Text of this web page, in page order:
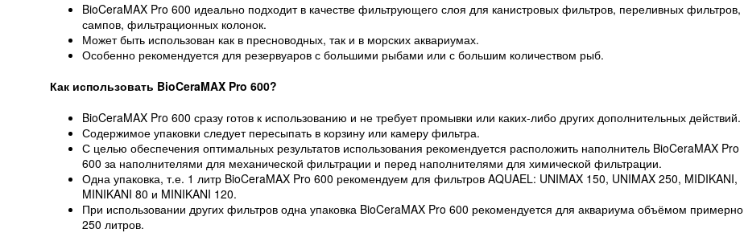
BioCeraMAX Pro 600 идеально подходит в качестве фильтрующего слоя для канистровых фильтров, переливных фильтров,
сампов, фильтрационных колонок.
Может быть использован как в пресноводных, так и в морских аквариумах.
Особенно рекомендуется для резервуаров с большими рыбами или с большим количеством рыб.
Как использовать BioCeraMAX Pro 600?
BioCeraMAX Pro 600 сразу готов к использованию и не требует промывки или каких-либо других дополнительных действий.
Содержимое упаковки следует пересыпать в корзину или камеру фильтра.
С целью обеспечения оптимальных результатов использования рекомендуется расположить наполнитель BioCeraMAX Pro
600 за наполнителями для механической фильтрации и перед наполнителями для химической фильтрации.
Одна упаковка, т.е. 1 литр BioCeraMAX Pro 600 рекомендуем для фильтров AQUAEL: UNIMAX 150, UNIMAX 250, MIDIKANI,
MINIKANI 80 и MINIKANI 120.
При использовании других фильтров одна упаковка BioCeraMAX Pro 600 рекомендуется для аквариума объёмом примерно
250 литров.